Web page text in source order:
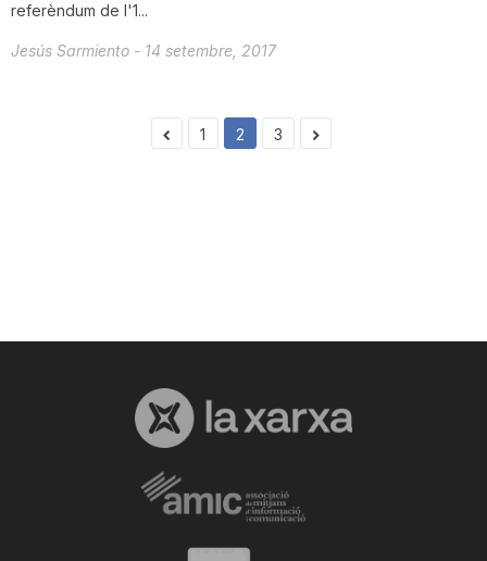
referèndum de l'1...
Jesús Sarmiento - 14 setembre, 2017
1 2 3